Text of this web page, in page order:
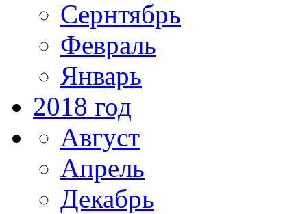
Сернтябрь
Февраль
Январь
2018 год
Август
Апрель
Декабрь